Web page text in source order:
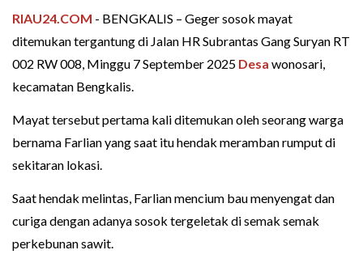
RIAU24.COM - BENGKALIS – Geger sosok mayat
ditemukan tergantung di Jalan HR Subrantas Gang Suryan RT
002 RW 008, Minggu 7 September 2025 Desa wonosari,
kecamatan Bengkalis.
Mayat tersebut pertama kali ditemukan oleh seorang warga
bernama Farlian yang saat itu hendak meramban rumput di
sekitaran lokasi.
Saat hendak melintas, Farlian mencium bau menyengat dan
curiga dengan adanya sosok tergeletak di semak semak
perkebunan sawit.